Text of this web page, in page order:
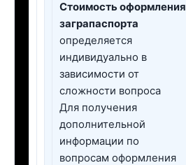
Стоимость оформления
заграпаспорта
определяется
индивидуально в
зависимости от
сложности вопроса
Для получения
дополнительной
информации по
вопросам оформления